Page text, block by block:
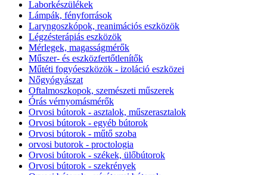
Laborkészülékek
Lámpák, fényforrások
Laryngoszkópok, reanimációs eszközök
Légzésterápiás eszközök
Mérlegek, magasságmérők
Műszer- és eszközfertőtlenítők
Műtéti fogyóeszközök - izoláció eszközei
Nőgyógyászat
Oftalmoszkopok, szemészeti műszerek
Órás vérnyomásmérők
Orvosi bútorok - asztalok, műszerasztalok
Orvosi bútorok - egyéb bútorok
Orvosi bútorok - műtő szoba
orvosi butorok - proctologia
Orvosi bútorok - székek, ülőbútorok
Orvosi bútorok - szekrények